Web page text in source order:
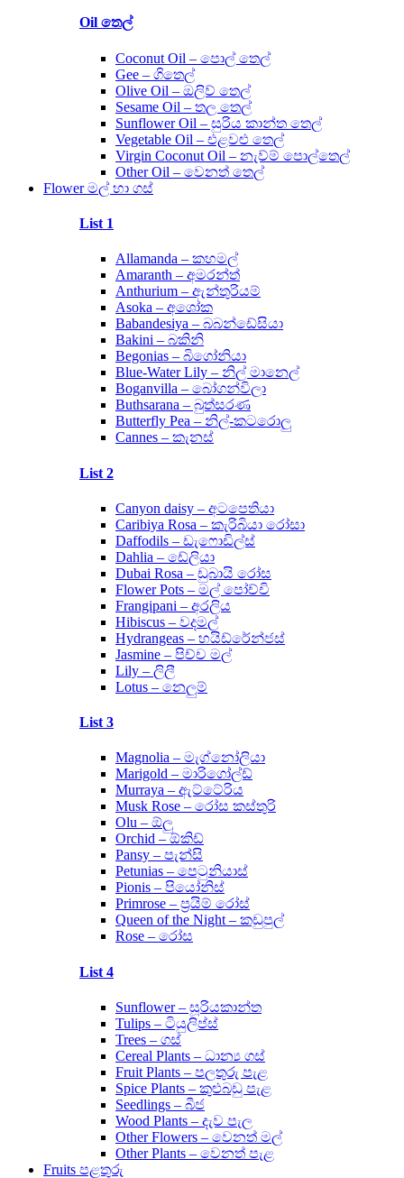
Oil තෙල්
Coconut Oil – පොල් තෙල්
Gee – ගිතෙල්
Olive Oil – ඔලිව් තෙල්
Sesame Oil – තල තෙල්
Sunflower Oil – සුරිය කාන්ත තෙල්
Vegetable Oil – එළවළු තෙල්
Virgin Coconut Oil – නැව්ම් පොල්තෙල්
Other Oil – වෙනත් තෙල්
Flower මල් හා ගස්
List 1
Allamanda – කහමල්
Amaranth – අමරන්ත්
Anthurium – ඇන්තුරියම්
Asoka – අශෝක
Babandesiya – බබන්ඩේසියා
Bakini – බකිනි
Begonias – බිගෝනියා
Blue-Water Lily – නිල් මානෙල්
Boganvilla – බෝගන්විලා
Buthsarana – බුත්සරණ
Butterfly Pea – නිල්-කටරොලු
Cannes – කැනස්
List 2
Canyon daisy – අටපෙතියා
Caribiya Rosa – කැරිබියා රෝසා
Daffodils – ඩැෆොඩිල්ස්
Dahlia – ඩේලියා
Dubai Rosa – ඩුබායි රෝස
Flower Pots – මල් පෝච්චි
Frangipani – අරලිය
Hibiscus – වදමල්
Hydrangeas – හයිඩ්රේන්ජස්
Jasmine – පිච්ච මල්
Lily – ලිලී
Lotus – නෙලුම්
List 3
Magnolia – මැග්නෝලියා
Marigold – මාරිගෝල්ඩ්
Murraya – ඇට්ටේරිය
Musk Rose – රෝස කස්තුරි
Olu – ඕලු
Orchid – ඕකිඩ්
Pansy – පැන්සි
Petunias – පෙටුනියාස්
Pionis – පියෝනිස්
Primrose – ප්‍රයිම් රෝස්
Queen of the Night – කඩුපුල්
Rose – රෝස
List 4
Sunflower – සූරියකාන්ත
Tulips – ටියුලිප්ස්
Trees – ගස්
Cereal Plants – ධාන්‍ය ගස්
Fruit Plants – පලතුරු පැළ
Spice Plants – කුළුබඩු පැළ
Seedlings – බීජ
Wood Plants – දැව පැල
Other Flowers – වෙනත් මල්
Other Plants – වෙනත් පැළ
Fruits පළතුරු